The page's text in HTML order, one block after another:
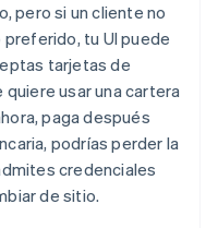
pero si un cliente no
tu UI puede
tarjetas de
usar una cartera
paga después
podrías perder la
credenciales
de sitio.